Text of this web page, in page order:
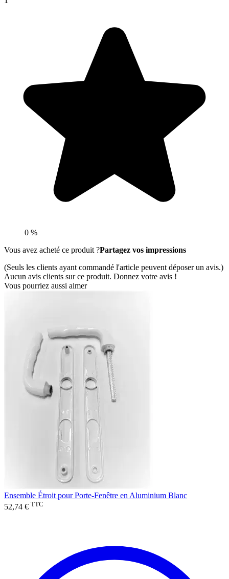
0 %
Vous avez acheté ce produit ?Partagez vos impressions
(Seuls les clients ayant commandé l'article peuvent déposer un avis.)
Aucun avis clients sur ce produit. Donnez votre avis !
Vous pourriez aussi aimer
Ensemble Étroit pour Porte-Fenêtre en Aluminium Blanc
52,74 € TTC